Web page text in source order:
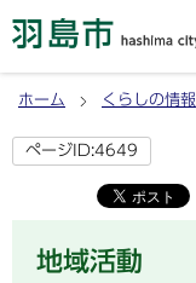
ホーム くらしの情報
ページID:4649
地域活動